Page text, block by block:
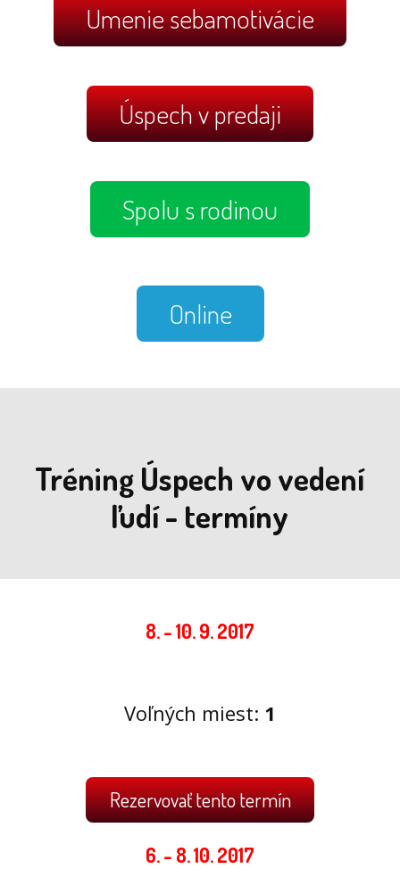
Umenie sebamotivácie
Úspech v predaji
Spolu s rodinou
Online
Tréning Úspech vo vedení
ľudí - termíny
8. - 10. 9. 2017
Voľných miest: 1
Rezervovať tento termín
6. - 8. 10. 2017